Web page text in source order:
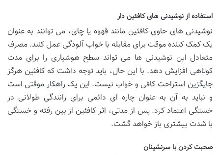
استفاده از نوشیدنی های کافئین دار
نوشیدنی های حاوی کافئین مانند قهوه یا چای، می توانند به عنوان
یک کمک کننده موقت برای مقابله با خواب آلودگی عمل کنند. مصرف
متعادل این نوشیدنی ها می تواند سطح هوشیاری را برای مدت
کوتاهی افزایش دهد. با این حال، باید توجه داشت که کافئین هرگز
جایگزین استراحت کافی و خواب نیست. این یک راهکار موقتی است
و نباید به آن به عنوان چاره ای دائمی برای رانندگی طولانی در
خستگی اعتماد کرد. پس از مدتی، اثر کافئین از بین رفته و خستگی
با شدت بیشتری باز خواهد گشت.
صحبت کردن با سرنشینان